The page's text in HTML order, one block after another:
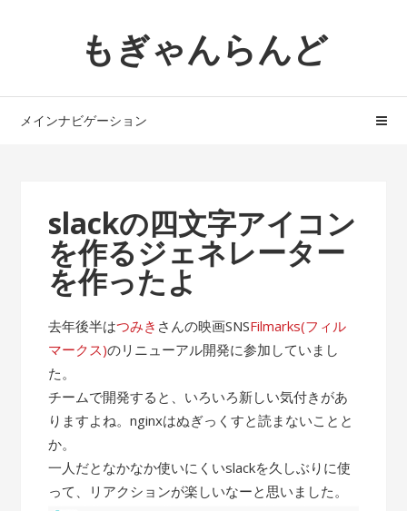
ョ
へ
もぎゃんらんど
メインナビゲーション
slackの四文字アイコン
を作るジェネレーター
を作ったよ
去年後半はつみき さんの映画SNSFilmarks(フィル
マークス)のリニューアル開発に参加していまし
た。
チームで開発すると、いろいろ新しい気付きがあ
りますよね。nginxはぬぎっくすと読まないことと
か。
一人だとなかなか使いにくいslackを久しぶりに使
って、リアクションが楽しいなーと思いました。